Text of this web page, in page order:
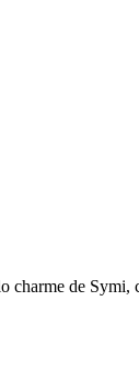
charme de Symi,